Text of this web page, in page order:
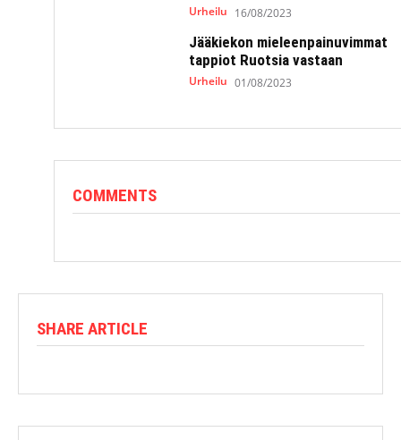
Urheilu 16/08/2023
Jääkiekon mieleenpainuvimmat
tappiot Ruotsia vastaan
Urheilu 01/08/2023
COMMENTS
SHARE ARTICLE